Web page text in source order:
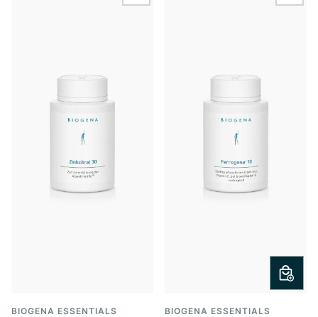
BIOGENA ESSENTIALS BIOGENA ESSENTIALS